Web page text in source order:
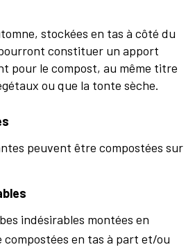
stockées en tas à côté du
constituer un apport
pour le compost, au même titre
ou que la tonte sèche.
peuvent être compostées sur
indésirables montées en
en tas à part et/ou